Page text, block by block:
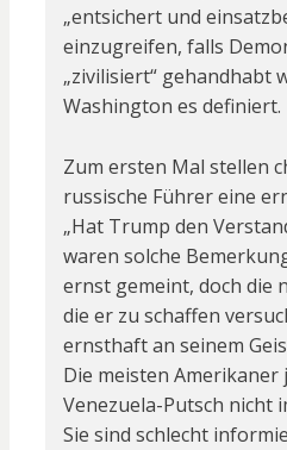
„entsichert und
einzugreifen, falls
„zivilisiert“ gehandhabt
Washington es definiert.
Zum ersten Mal stellen
russische Führer eine
„Hat Trump den
waren solche
ernst gemeint, doch die
die er zu schaffen
ernsthaft an seinem
Die meisten Amerikaner
Venezuela-Putsch nicht
Sie sind schlecht